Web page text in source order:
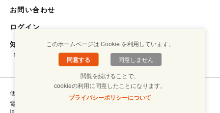
お問い合わせ
ログイン
知らない世界を知るメディア
「キクエスト」
個人情報保護方針
コンプライアンスについて
電子ブックラボ
(c) Copyright SHOUGAISHA JIRITSU SUISHIN KIKOU ASSOCIATION. ALL
このホームページは Cookie を利用しています。
同意する
同意しません
閲覧を続けることで、
cookieの利用に同意したことになります。
プライバシーポリシーについて